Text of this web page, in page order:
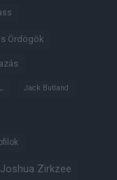
Ördögök
Jack Butland
Joshua Zirkzee